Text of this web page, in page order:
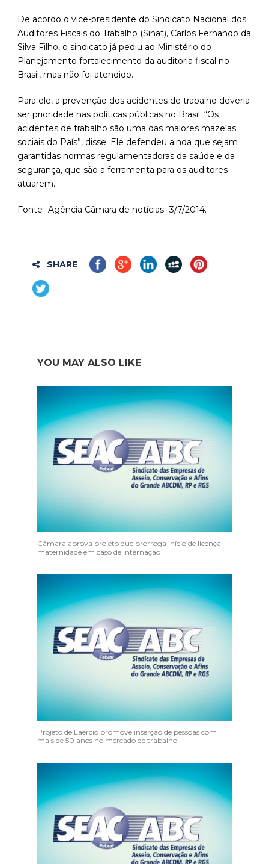
De acordo o vice-presidente do Sindicato Nacional dos
Auditores Fiscais do Trabalho (Sinat), Carlos Fernando da
Silva Filho, o sindicato já pediu ao Ministério do
Planejamento fortalecimento da auditoria fiscal no
Brasil, mas não foi atendido.
Para ele, a prevenção dos acidentes de trabalho deveria
ser prioridade nas políticas públicas no Brasil. “Os
acidentes de trabalho são uma das maiores mazelas
sociais do País”, disse. Ele defendeu ainda que sejam
garantidas normas regulamentadoras da saúde e da
segurança, que são a ferramenta para os auditores
atuarem.
Fonte- Agência Câmara de notícias- 3/7/2014.
SHARE
YOU MAY ALSO LIKE
Câmara aprova projeto que prorroga início de licença-
maternidade em caso de internação
Projeto de Laércio promove inserção de pessoas com
mais de 50 anos no mercado de trabalho